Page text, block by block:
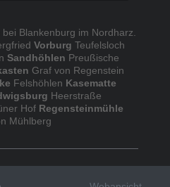
Blankenburg im Nordharz.
Vorburg Teufelsloch
Sandhöhlen Preußische
Graf von Regenstein
Felshöhlen Kasematte
Heerstraße
Hof Regensteinmühle
Mühlberg